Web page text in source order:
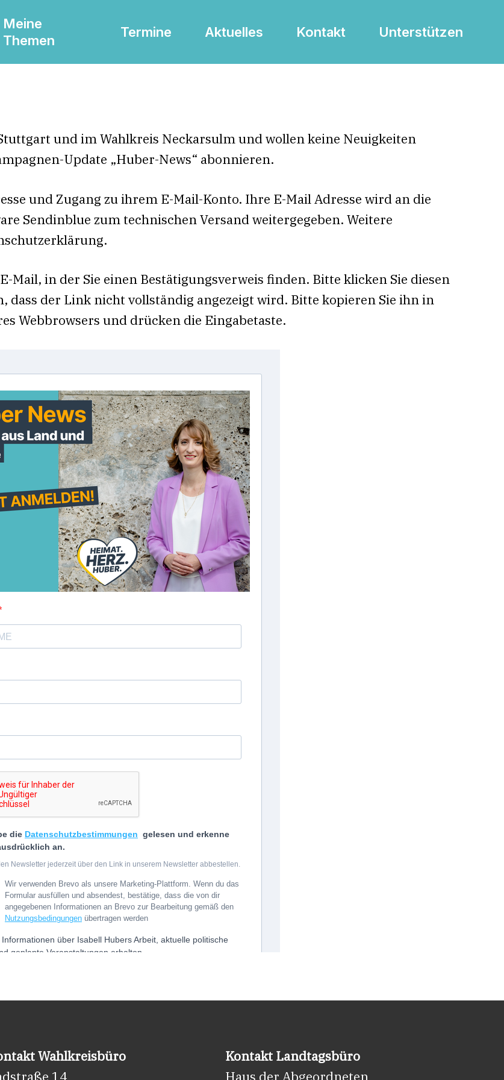
Meine
Themen
Termine Aktuelles Kontakt Unterstützen
und im Wahlkreis Neckarsulm und wollen keine Neuigkeiten
Update „Huber-News“ abonnieren.
und Zugang zu ihrem E-Mail-Konto. Ihre E-Mail Adresse wird an die
Sendinblue zum technischen Versand weitergegeben. Weitere
Mail, in der Sie einen Bestätigungsverweis finden. Bitte klicken Sie diesen
dass der Link nicht vollständig angezeigt wird. Bitte kopieren Sie ihn in
Webbrowsers und drücken die Eingabetaste.
Wahlkreisbüro
14
Kontakt Landtagsbüro
Haus der Abgeordneten